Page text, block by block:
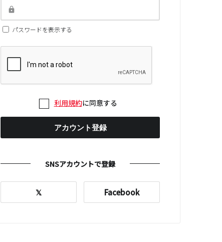
パスワードを表示する
利用規約に同意する
アカウント登録
SNSアカウントで登録
𝕏 Facebook